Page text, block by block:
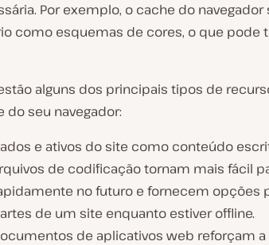
Por exemplo, o cache do
como esquemas de cores, o que pode
alguns dos principais tipos de
do seu navegador:
e ativos do site como conteúdo
de codificação tornam mais fácil
no futuro e fornecem opções
de um site enquanto estiver offline.
de aplicativos web reforçam a